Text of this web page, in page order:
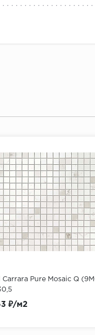
10 месяцев
Carrara Pure Mosaic Q
₽/м2